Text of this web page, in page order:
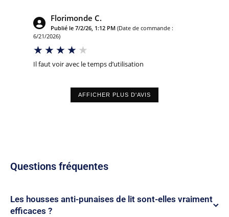
Florimonde C.
Publié le 7/2/26, 1:12 PM (Date de commande :
6/21/2026)
Il faut voir avec le temps d’utilisation
AFFICHER PLUS D'AVIS
Questions fréquentes
Les housses anti-punaises de lit sont-elles vraiment
efficaces ?